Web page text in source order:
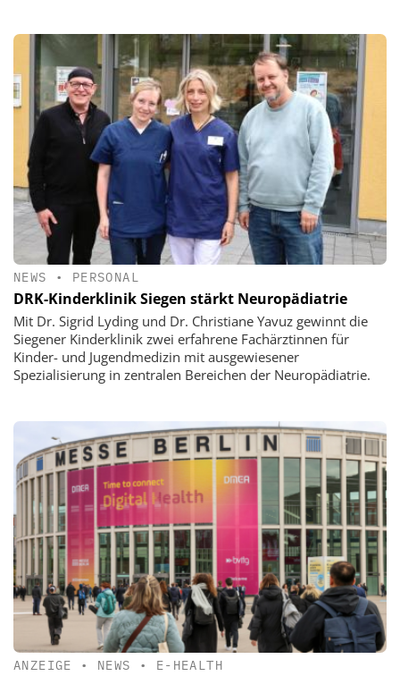
NEWS • PERSONAL
DRK-Kinderklinik Siegen stärkt Neuropädiatrie
Mit Dr. Sigrid Lyding und Dr. Christiane Yavuz gewinnt die
Siegener Kinderklinik zwei erfahrene Fachärztinnen für
Kinder- und Jugendmedizin mit ausgewiesener
Spezialisierung in zentralen Bereichen der Neuropädiatrie.
ANZEIGE • NEWS • E-HEALTH